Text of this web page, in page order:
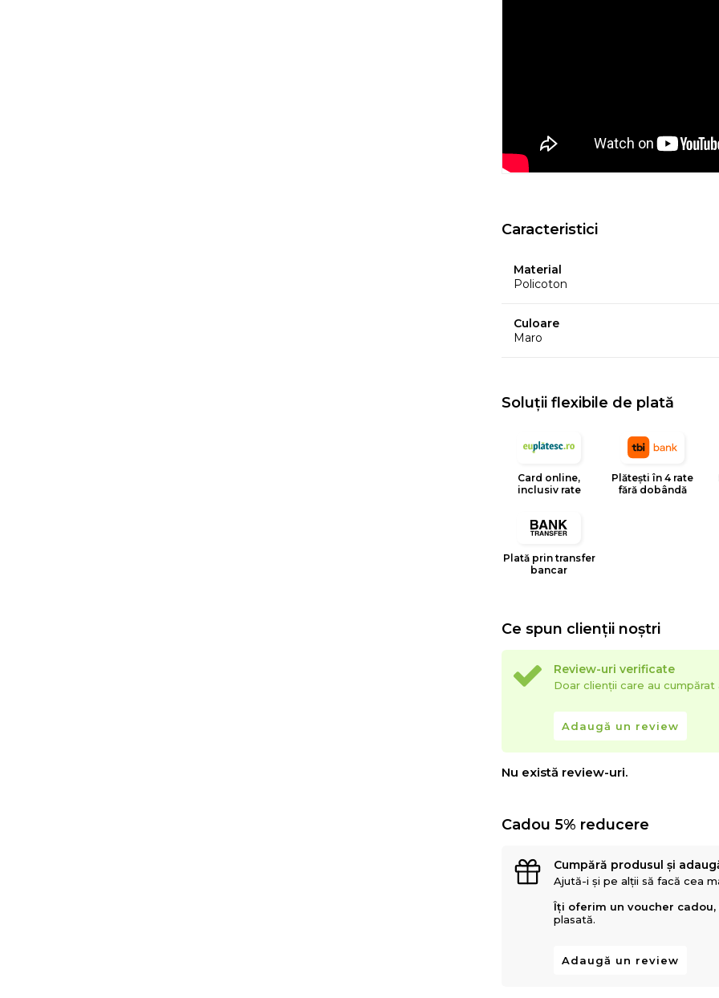
EYSA
Caracteristici
Material
Policoton
Culoare
Maro
Soluții flexibile de plată
Card online,
inclusiv rate
Plătești în 4 rate
fără dobândă
Plată prin transfer
bancar
Ce spun clienții noștri
Review-uri verificate
Doar clienții care au
Adaugă un review
Nu există review-uri.
Cadou 5% reducere
Cumpără produsul și
Ajută-i și pe alții să facă cea
Îți oferim un voucher cadou,
plasată.
Adaugă un review